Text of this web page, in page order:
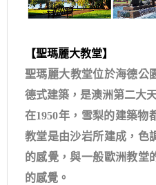
【聖瑪麗大教堂】
聖瑪麗大教堂位於海德公
德式建築，是澳洲第二大
在1950年，雪梨的建築物
教堂是由沙岩所建成，色
的感覺，與一般歐洲教堂
的感覺。